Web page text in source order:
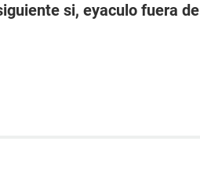
si, eyaculo fuera de